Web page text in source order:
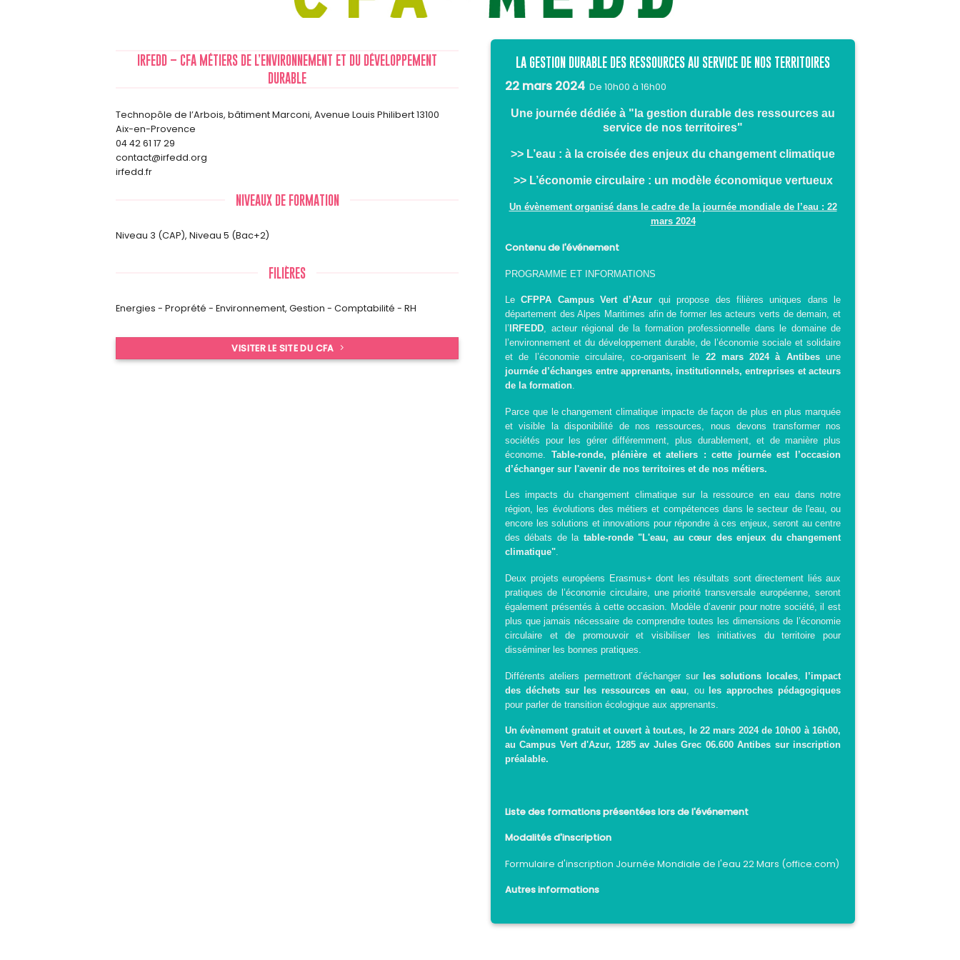
IRFEDD – CFA MÉTIERS DE L’ENVIRONNEMENT ET DU DÉVELOPPEMENT
DURABLE
Technopôle de l’Arbois, bâtiment Marconi, Avenue Louis Philibert 13100
Aix-en-Provence
04 42 61 17 29
contact@irfedd.org
irfedd.fr
NIVEAUX DE FORMATION
Niveau 3 (CAP), Niveau 5 (Bac+2)
FILIÈRES
Energies - Proprété - Environnement, Gestion - Comptabilité - RH
VISITER LE SITE DU CFA
LA GESTION DURABLE DES RESSOURCES AU SERVICE DE NOS TERRITOIRES
22 mars 2024 De 10h00 à 16h00
Une journée dédiée à "la gestion durable des ressources au
service de nos territoires"
>> L’eau : à la croisée des enjeux du changement climatique
>> L’économie circulaire : un modèle économique vertueux
Un évènement organisé dans le cadre de la journée mondiale de l’eau : 22
mars 2024
Contenu de l'événement
PROGRAMME ET INFORMATIONS
LeCFPPA Campus Vert d’Azur quipropose des filières uniques dans le
département des Alpes Maritimes afin de former les acteurs verts de demain, et
l’ IRFEDD, acteur régional de la formation professionnelle dans le domaine de
l’environnement et du développement durable, de l’économie sociale et solidaire
et de l’économie circulaire, co-organisent le 22 mars 2024 à Antibesune
journée d’échanges entre apprenants, institutionnels, entreprises et acteurs
de la formation.
Parce que le changement climatique impacte de façon de plus en plus marquée
et visible la disponibilité de nos ressources, nous devons transformer nos
sociétés pour les gérer différemment, plus durablement, et de manière plus
économe. Table-ronde, plénière et ateliers : cette journée est l’occasion
d’échanger sur l'avenir de nos territoires et de nos métiers.
Les impacts du changement climatique sur la ressource en eau dans notre
région, les évolutions des métiers et compétences dans le secteur de l'eau, ou
encore les solutions et innovations pour répondre à ces enjeux, seront au centre
des débats de la table-ronde "L'eau, au cœur des enjeux du changement
climatique".
Deux projets européens Erasmus+ dont les résultats sont directement liés aux
pratiques de l’économie circulaire, une priorité transversale européenne, seront
également présentés à cette occasion. Modèle d’avenir pour notre société, il est
plus que jamais nécessaire de comprendre toutes les dimensions de l’économie
circulaire et de promouvoir et visibiliser les initiatives du territoire pour
disséminer les bonnes pratiques.
Différents ateliers permettront d’échanger sur les solutions locales, l’impact
des déchets sur les ressources en eau , ou les approches pédagogiques
pour parler de transition écologique aux apprenants.
Un évènement gratuit et ouvert à tout.es, le 22 mars 2024 de 10h00 à 16h00,
au Campus Vert d'Azur, 1285 av Jules Grec 06.600 Antibes sur inscription
préalable.
Liste des formations présentées lors de l'événement
Modalités d'inscription
Formulaire d'inscription Journée Mondiale de l'eau 22 Mars (office.com)
Autres informations